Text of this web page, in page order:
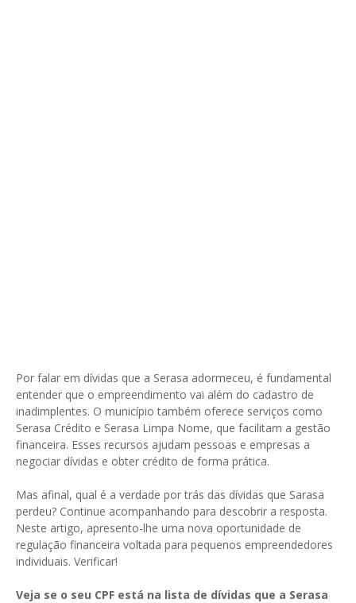
Por falar em dívidas que a Serasa adormeceu, é fundamental
entender que o empreendimento vai além do cadastro de
inadimplentes. O município também oferece serviços como
Serasa Crédito e Serasa Limpa Nome, que facilitam a gestão
financeira. Esses recursos ajudam pessoas e empresas a
negociar dívidas e obter crédito de forma prática.
Mas afinal, qual é a verdade por trás das dívidas que Sarasa
perdeu? Continue acompanhando para descobrir a resposta.
Neste artigo, apresento-lhe uma nova oportunidade de
regulação financeira voltada para pequenos empreendedores
individuais. Verificar!
Veja se o seu CPF está na lista de dívidas que a Serasa